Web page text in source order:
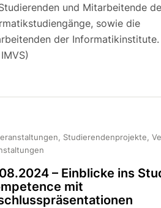
und Mitarbeitende
sowie die
der Informatikinstitute.
Studierendenprojekte,
– Einblicke ins
mit